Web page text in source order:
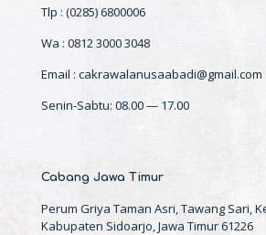
Tlp : (0285) 6800006
Wa : 0812 3000 3048
Email : cakrawalanusaabadi@gmail.com
Senin-Sabtu: 08.00 — 17.00
Cabang Jawa Timur
Perum Griya Taman Asri, Tawang Sari,
Kabupaten Sidoarjo, Jawa Timur 61226